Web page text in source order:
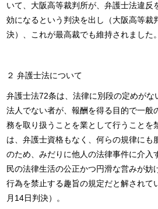
いて、大阪高等裁判所が、弁護士法違反
効になるという判決を出し（大阪高等裁
決）、これが最高裁でも維持されました。
２ 弁護士法について
弁護士法72条は、法律に別段の定めが
法人でない者が、報酬を得る目的で一般
務を取り扱うことを業として行うことを
は、弁護士資格もなく、何らの規律にも
のため、みだりに他人の法律事件に介入
民の法律生活の公正かつ円滑な営みが妨
行為を禁止する趣旨の規定だと解されて
月14日判決）。